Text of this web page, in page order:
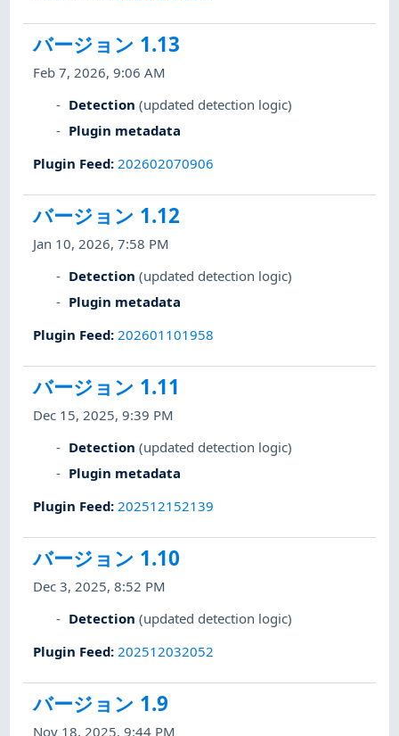
バージョン 1.13
Feb 7, 2026, 9:06 AM
Detection (updated detection logic)
Plugin metadata
Plugin Feed: 202602070906
バージョン 1.12
Jan 10, 2026, 7:58 PM
Detection (updated detection logic)
Plugin metadata
Plugin Feed: 202601101958
バージョン 1.11
Dec 15, 2025, 9:39 PM
Detection (updated detection logic)
Plugin metadata
Plugin Feed: 202512152139
バージョン 1.10
Dec 3, 2025, 8:52 PM
Detection (updated detection logic)
Plugin Feed: 202512032052
バージョン 1.9
Nov 18, 2025, 9:44 PM